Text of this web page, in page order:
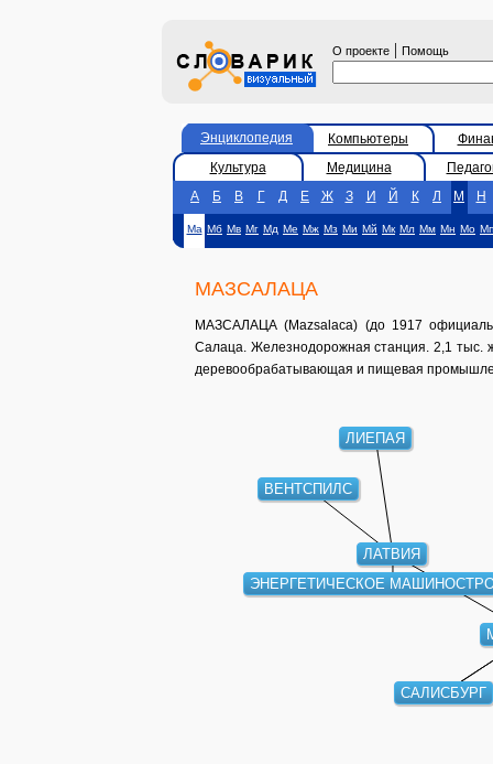
О проекте | Помощь
Энциклопедия Компьютеры
Культура
Медицина
А
Б В Г Д Е Ж З И Й К Л М Н
Ма Мб Мв Мг Мд Ме Мж Мз Ми Мй Мк Мл Мм Мн Мо Мп
МАЗСАЛАЦА
МАЗСАЛАЦА (Mazsalaca) (до 1917
Салаца. Железнодорожная станция. 2,1 тыс.
деревообрабатывающая и пищевая
САЛИСБУРГ
ЛАТВИЯ
ВЕНТСПИЛС
ЭНЕРГЕТИЧЕСКОЕ
ЛИЕПАЯ